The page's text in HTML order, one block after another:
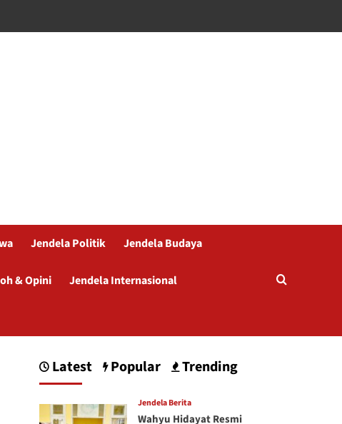
Jendela Politik Jendela Budaya
& Opini Jendela Internasional
Latest Popular Trending
Jendela Berita
Wahyu Hidayat Resmi